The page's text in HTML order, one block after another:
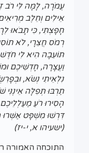
עֲמֹרָה, לָמָּה לִּי רֹב
אֵילִים וְחֵלֶב
חָפָצְתִּי, כִּי תָבֹאוּ
רְמֹס חֲצֵרָי, לֹא
תּוֹעֵבָה הִיא לִי
וַעֲצָרָה, חָדְשֵׁיכֶם
נִלְאֵיתִי נְשֹׂא,
תַרְבּוּ תְפִלָּה אֵינֶנִּי
הָסִירוּ רֹעַ
דִּרְשׁוּ מִשְׁפָּט אַשְּׁרוּ
(ישעיהו א, י-יז)
התוכחה האמורה